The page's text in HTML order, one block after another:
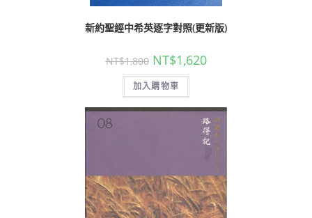
新約聖經中希英逐字對照(更新版)
NT$1,800 NT$1,620
加入購物車